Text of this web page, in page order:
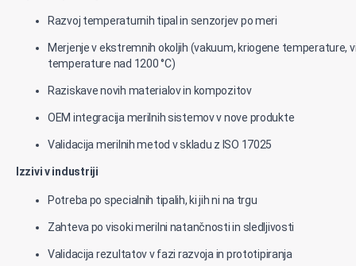
Razvoj temperaturnih tipal in senzorjev po meri
Merjenje v ekstremnih okoljih (vakuum, kriogene temperature,
temperature nad 1200 °C)
Raziskave novih materialov in kompozitov
OEM integracija merilnih sistemov v nove produkte
Validacija merilnih metod v skladu z ISO 17025
Izzivi v industriji
Potreba po specialnih tipalih, ki jih ni na trgu
Zahteva po visoki merilni natančnosti in sledljivosti
Validacija rezultatov v fazi razvoja in prototipiranja